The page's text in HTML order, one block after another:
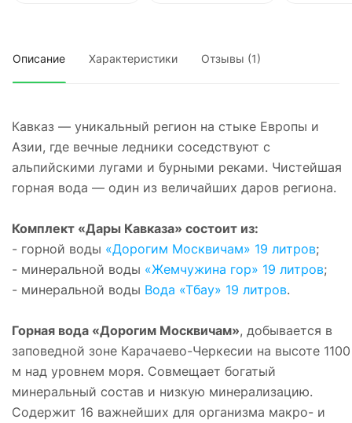
Описание Характеристики Отзывы (1)
Кавказ — уникальный регион на стыке Европы и
Азии, где вечные ледники соседствуют с
альпийскими лугами и бурными реками. Чистейшая
горная вода — один из величайших даров региона.
Комплект «Дары Кавказа» состоит из:
- горной воды «Дорогим Москвичам» 19 литров;
- минеральной воды «Жемчужина гор» 19 литров;
- минеральной воды Вода «Тбау» 19 литров.
Горная вода «Дорогим Москвичам», добывается в
заповедной зоне Карачаево-Черкесии на высоте 1100
м над уровнем моря. Совмещает богатый
минеральный состав и низкую минерализацию.
Содержит 16 важнейших для организма макро- и